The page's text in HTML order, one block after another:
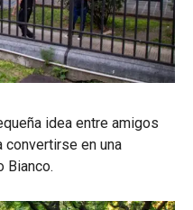
idea entre amigos
convertirse en una
Bianco.